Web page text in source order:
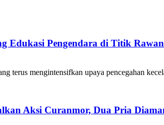
Edukasi Pengendara di Titik
terus mengintensifkan upaya pencegahan
Aksi Curanmor, Dua Pria